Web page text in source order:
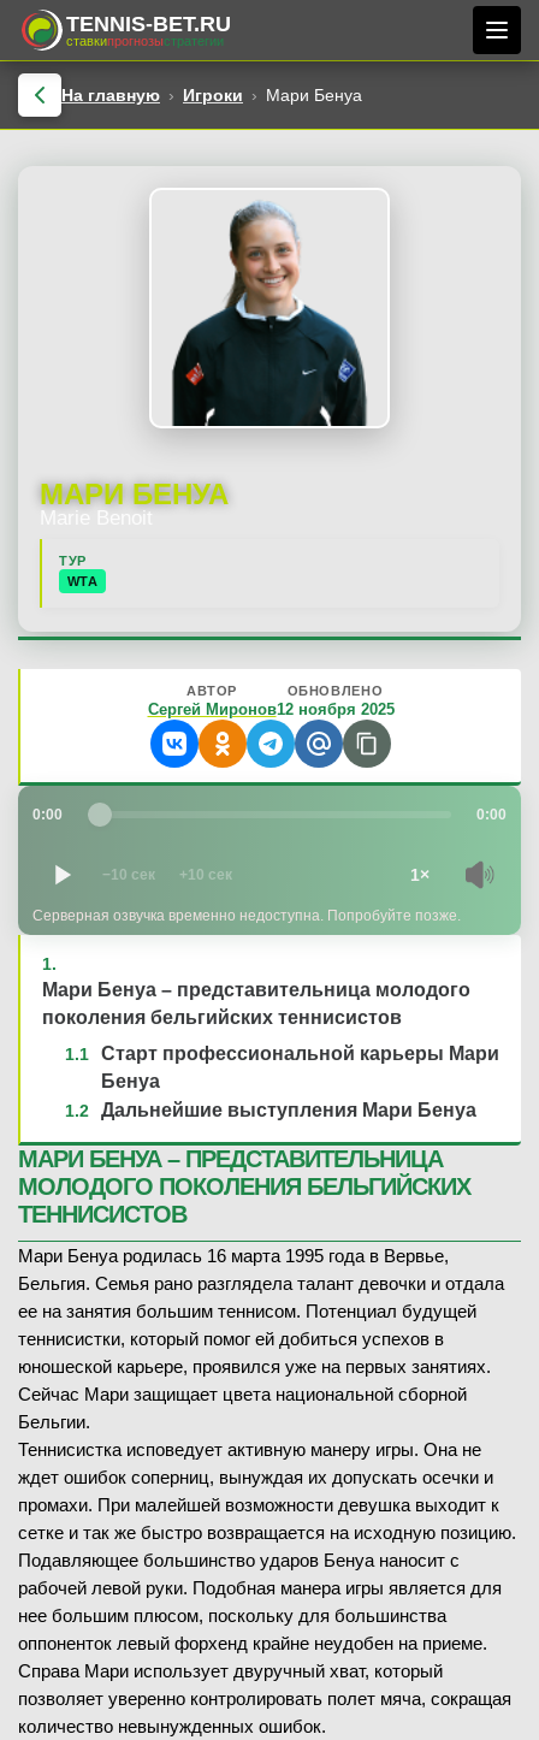
TENNIS-BET.RU
ставкипрогнозыстратегии
На главную Игроки Мари Бенуа
МАРИ БЕНУА
Marie Benoit
ТУР
WTA
АВТОР
Сергей Миронов
ОБНОВЛЕНО
12 ноября 2025
0:00 0:00
−10 сек +10 сек 1×
Серверная озвучка временно недоступна. Попробуйте позже.
Мари Бенуа – представительница молодого
поколения бельгийских теннисистов
Старт профессиональной карьеры Мари
Бенуа
Дальнейшие выступления Мари Бенуа
МАРИ БЕНУА – ПРЕДСТАВИТЕЛЬНИЦА
МОЛОДОГО ПОКОЛЕНИЯ БЕЛЬГИЙСКИХ
ТЕННИСИСТОВ
Мари Бенуа родилась 16 марта 1995 года в Вервье,
Бельгия. Семья рано разглядела талант девочки и отдала
ее на занятия большим теннисом. Потенциал будущей
теннисистки, который помог ей добиться успехов в
юношеской карьере, проявился уже на первых занятиях.
Сейчас Мари защищает цвета национальной сборной
Бельгии.
Теннисистка исповедует активную манеру игры. Она не
ждет ошибок соперниц, вынуждая их допускать осечки и
промахи. При малейшей возможности девушка выходит к
сетке и так же быстро возвращается на исходную позицию.
Подавляющее большинство ударов Бенуа наносит с
рабочей левой руки. Подобная манера игры является для
нее большим плюсом, поскольку для большинства
оппоненток левый форхенд крайне неудобен на приеме.
Справа Мари использует двуручный хват, который
позволяет уверенно контролировать полет мяча, сокращая
количество невынужденных ошибок.